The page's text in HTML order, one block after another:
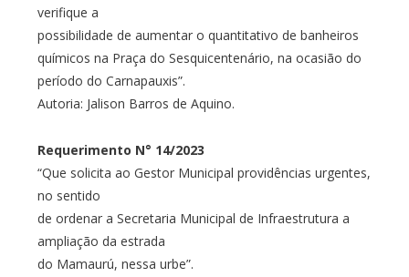
verifique a
possibilidade de aumentar o quantitativo de banheiros
químicos na Praça do Sesquicentenário, na ocasião do
período do Carnapauxis”.
Autoria: Jalison Barros de Aquino.
Requerimento N° 14/2023
“Que solicita ao Gestor Municipal providências urgentes,
no sentido
de ordenar a Secretaria Municipal de Infraestrutura a
ampliação da estrada
do Mamaurú, nessa urbe”.